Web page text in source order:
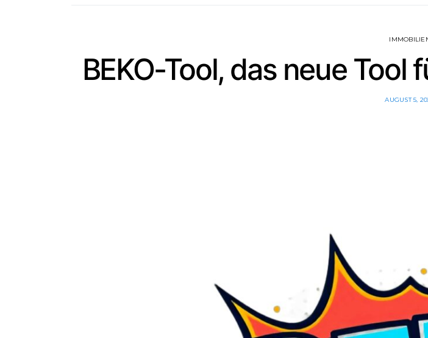
BEKO-Tool, das neue
AUGUST 5,